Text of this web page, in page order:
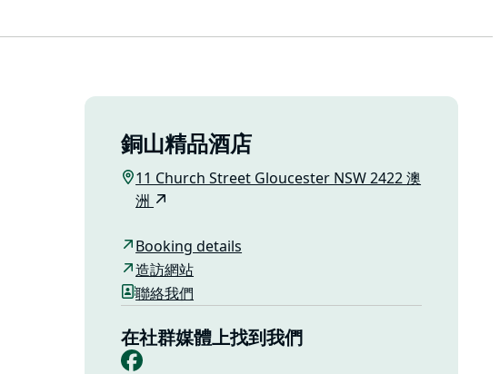
銅山精品酒店
11 Church Street Gloucester NSW 2422 澳
洲
Booking details
造訪網站
聯絡我們
在社群媒體上找到我們
Facebook